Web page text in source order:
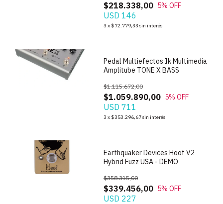
$218.338,00 5% OFF
USD 146
3 x $72.779,33 sin interés
Pedal Multiefectos Ik Multimedia
Amplitube TONE X BASS
$1.059.890,00
$1.115.672,00
5% OFF
USD 711
3 x $353.296,67sin interés
Earthquaker Devices Hoof V2
Hybrid Fuzz USA - DEMO
$339.456,00
$358.315,00
5% OFF
USD 227